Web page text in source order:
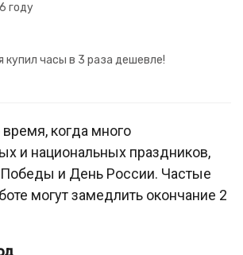
году
купил часы в 3 раза дешевле!
время, когда много
и национальных праздников,
Победы и День России. Частые
могут замедлить окончание 2